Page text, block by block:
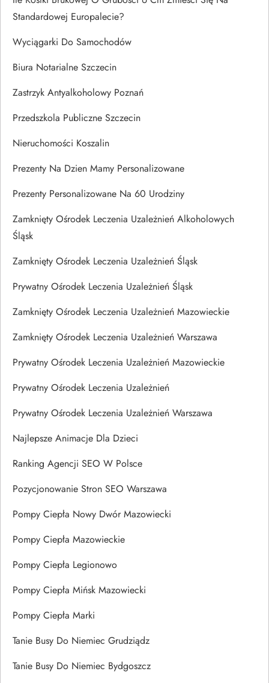
Standardowej Europalecie?
Wyciągarki Do Samochodów
Biura Notarialne Szczecin
Zastrzyk Antyalkoholowy Poznań
Przedszkola Publiczne Szczecin
Nieruchomości Koszalin
Prezenty Na Dzien Mamy Personalizowane
Prezenty Personalizowane Na 60 Urodziny
Zamknięty Ośrodek Leczenia Uzależnień Alkoholowych
Śląsk
Zamknięty Ośrodek Leczenia Uzależnień Śląsk
Prywatny Ośrodek Leczenia Uzależnień Śląsk
Zamknięty Ośrodek Leczenia Uzależnień Mazowieckie
Zamknięty Ośrodek Leczenia Uzależnień Warszawa
Prywatny Ośrodek Leczenia Uzależnień Mazowieckie
Prywatny Ośrodek Leczenia Uzależnień
Prywatny Ośrodek Leczenia Uzależnień Warszawa
Najlepsze Animacje Dla Dzieci
Ranking Agencji SEO W Polsce
Pozycjonowanie Stron SEO Warszawa
Pompy Ciepła Nowy Dwór Mazowiecki
Pompy Ciepła Mazowieckie
Pompy Ciepła Legionowo
Pompy Ciepła Mińsk Mazowiecki
Pompy Ciepła Marki
Tanie Busy Do Niemiec Grudziądz
Tanie Busy Do Niemiec Bydgoszcz